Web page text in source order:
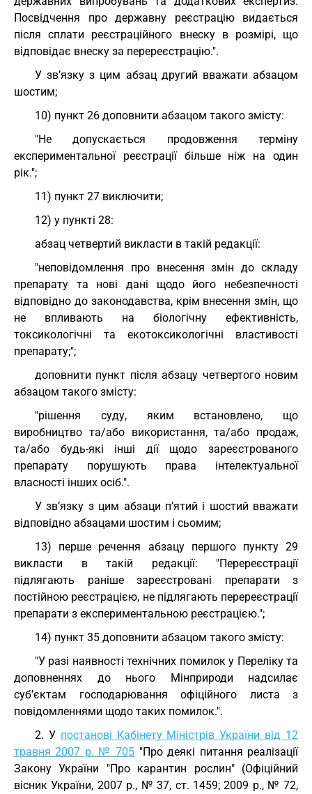
Посвідчення про державну реєстрацію видається
після сплати реєстраційного внеску в розмірі, що
відповідає внеску за перереєстрацію.".
У зв’язку з цим абзац другий вважати абзацом
шостим;
10) пункт 26 доповнити абзацом такого змісту:
"Не допускається продовження терміну
експериментальної реєстрації більше ніж на один
рік.";
11) пункт 27 виключити;
12) у пункті 28:
абзац четвертий викласти в такій редакції:
"неповідомлення про внесення змін до складу
препарату та нові дані щодо його небезпечності
відповідно до законодавства, крім внесення змін, що
не впливають на біологічну ефективність,
токсикологічні та екотоксикологічні властивості
препарату;";
доповнити пункт після абзацу четвертого новим
абзацом такого змісту:
"рішення суду, яким встановлено, що
виробництво та/або використання, та/або продаж,
та/або будь-які інші дії щодо зареєстрованого
препарату порушують права інтелектуальної
власності інших осіб.".
У зв’язку з цим абзаци п’ятий і шостий вважати
відповідно абзацами шостим і сьомим;
13) перше речення абзацу першого пункту 29
викласти в такій редакції: "Перереєстрації
підлягають раніше зареєстровані препарати з
постійною реєстрацією, не підлягають перереєстрації
препарати з експериментальною реєстрацією.";
14) пункт 35 доповнити абзацом такого змісту:
"У разі наявності технічних помилок у Переліку та
доповненнях до нього Мінприроди надсилає
суб’єктам господарювання офіційного листа з
повідомленнями щодо таких помилок.".
2. У постанові Кабінету Міністрів України від 12
травня 2007 р. № 705 "Про деякі питання реалізації
Закону України "Про карантин рослин" (Офіційний
вісник України, 2007 р., № 37, ст. 1459; 2009 р., № 72,